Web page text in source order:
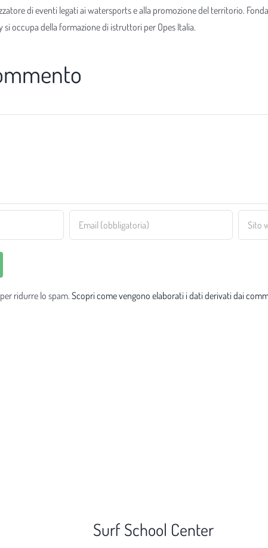
di eventi legati ai watersports e alla promozione del territorio.
si occupa della formazione di istruttori per Opes Italia.
ridurre lo spam. Scopri come vengono elaborati i dati derivati dai
Surf School Center